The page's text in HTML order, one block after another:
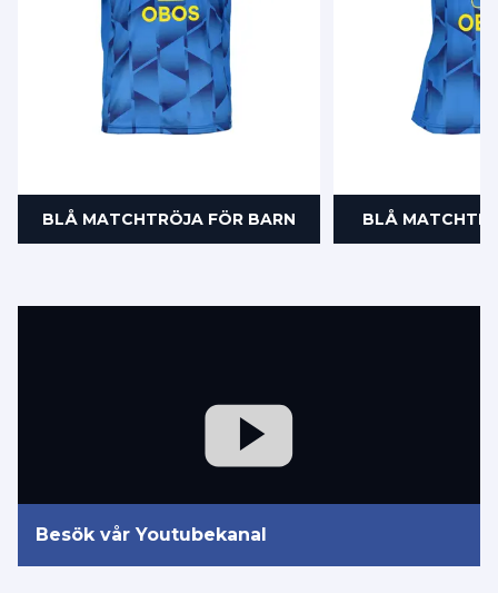
BLÅ MATCHTRÖJA FÖR BARN BLÅ
Besök vår Youtubekanal